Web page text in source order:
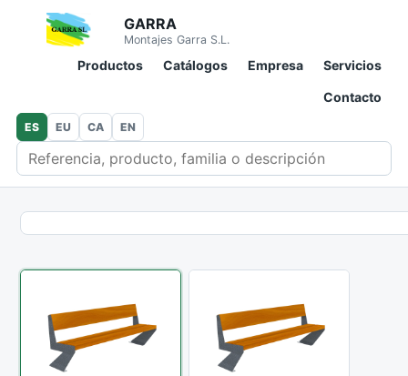
GARRA
Montajes Garra S.L.
Productos Catálogos Empresa Servicios
Contacto
Buscar en catálogo
ES EU CA EN